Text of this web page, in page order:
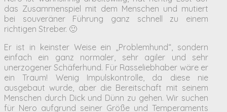
das Zusammenspiel mit dem Menschen und mutiert
bei souveräner Führung ganz schnell zu einem
richtigen Streber. 🙂
Er ist in keinster Weise ein „Problemhund“, sondern
einfach ein ganz normaler, sehr agiler und sehr
unerzogener Schäferhund. Für Rasseliebhaber wäre er
ein Traum! Wenig Impulskontrolle, da diese nie
ausgebaut wurde, aber die Bereitschaft mit seinem
Menschen durch Dick und Dünn zu gehen. Wir suchen
für Nero aufgrund seiner Größe und Temperaments